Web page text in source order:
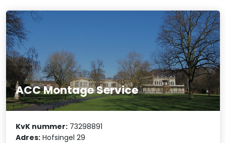
ACC Montage Service
KvK nummer: 73298891
Adres: Hofsingel 29